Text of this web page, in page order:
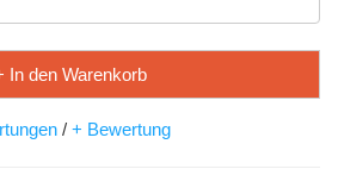
In den Warenkorb
/ + Bewertung